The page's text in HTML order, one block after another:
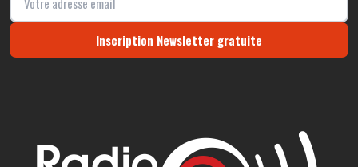
Inscription Newsletter gratuite